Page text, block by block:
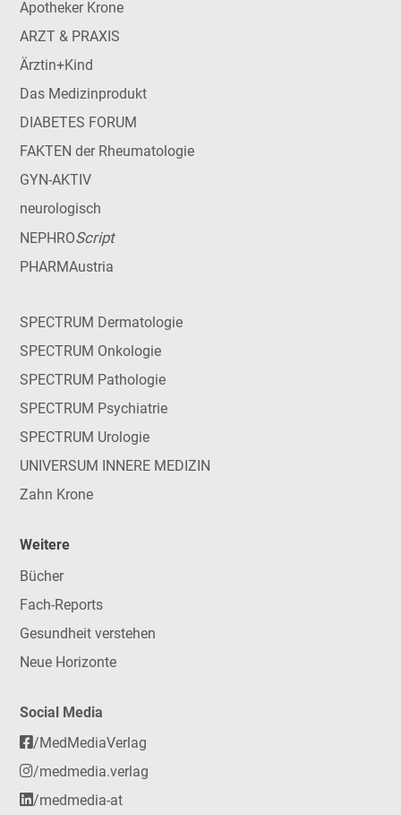
Apotheker Krone
ARZT & PRAXIS
Ärztin+Kind
Das Medizinprodukt
DIABETES FORUM
FAKTEN der Rheumatologie
GYN-AKTIV
neurologisch
NEPHROScript
PHARMAustria
SPECTRUM Dermatologie
SPECTRUM Onkologie
SPECTRUM Pathologie
SPECTRUM Psychiatrie
SPECTRUM Urologie
UNIVERSUM INNERE MEDIZIN
Zahn Krone
Weitere
Bücher
Fach-Reports
Gesundheit verstehen
Neue Horizonte
Social Media
/MedMediaVerlag
/medmedia.verlag
/medmedia-at